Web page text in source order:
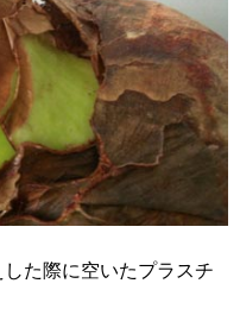
た際に空いたプラスチ